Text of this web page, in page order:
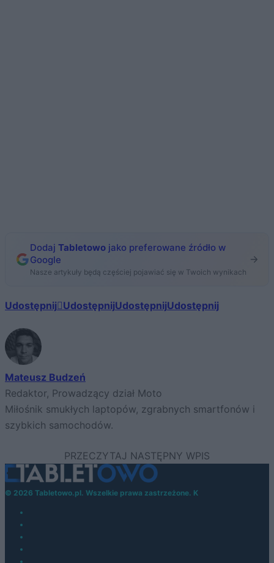
Dodaj Tabletowo jako preferowane źródło w
Google
Nasze artykuły będą częściej pojawiać się w Twoich wynikach
Udostępnij UdostępnijUdostępnijUdostępnij
Mateusz Budzeń
Redaktor, Prowadzący dział Moto
Miłośnik smukłych laptopów, zgrabnych smartfonów i
szybkich samochodów.
© 2026 Tabletowo.pl. Wszelkie prawa zastrzeżone. K